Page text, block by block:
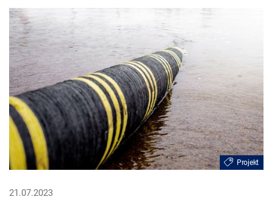
Projekt
21.07.2023